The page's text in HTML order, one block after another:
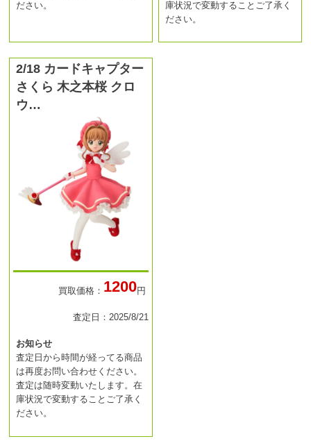
ださい。
庫状況で変動することご了承く
ださい。
2/18 カードキャプター
さくら 木之本桜 クロ
ウ…
買取価格： 1200円
査定日：2025/8/21
お知らせ
査定日から時間が経ってる商品
は再度お問い合わせください。
査定は随時変動いたします。在
庫状況で変動することご了承く
ださい。